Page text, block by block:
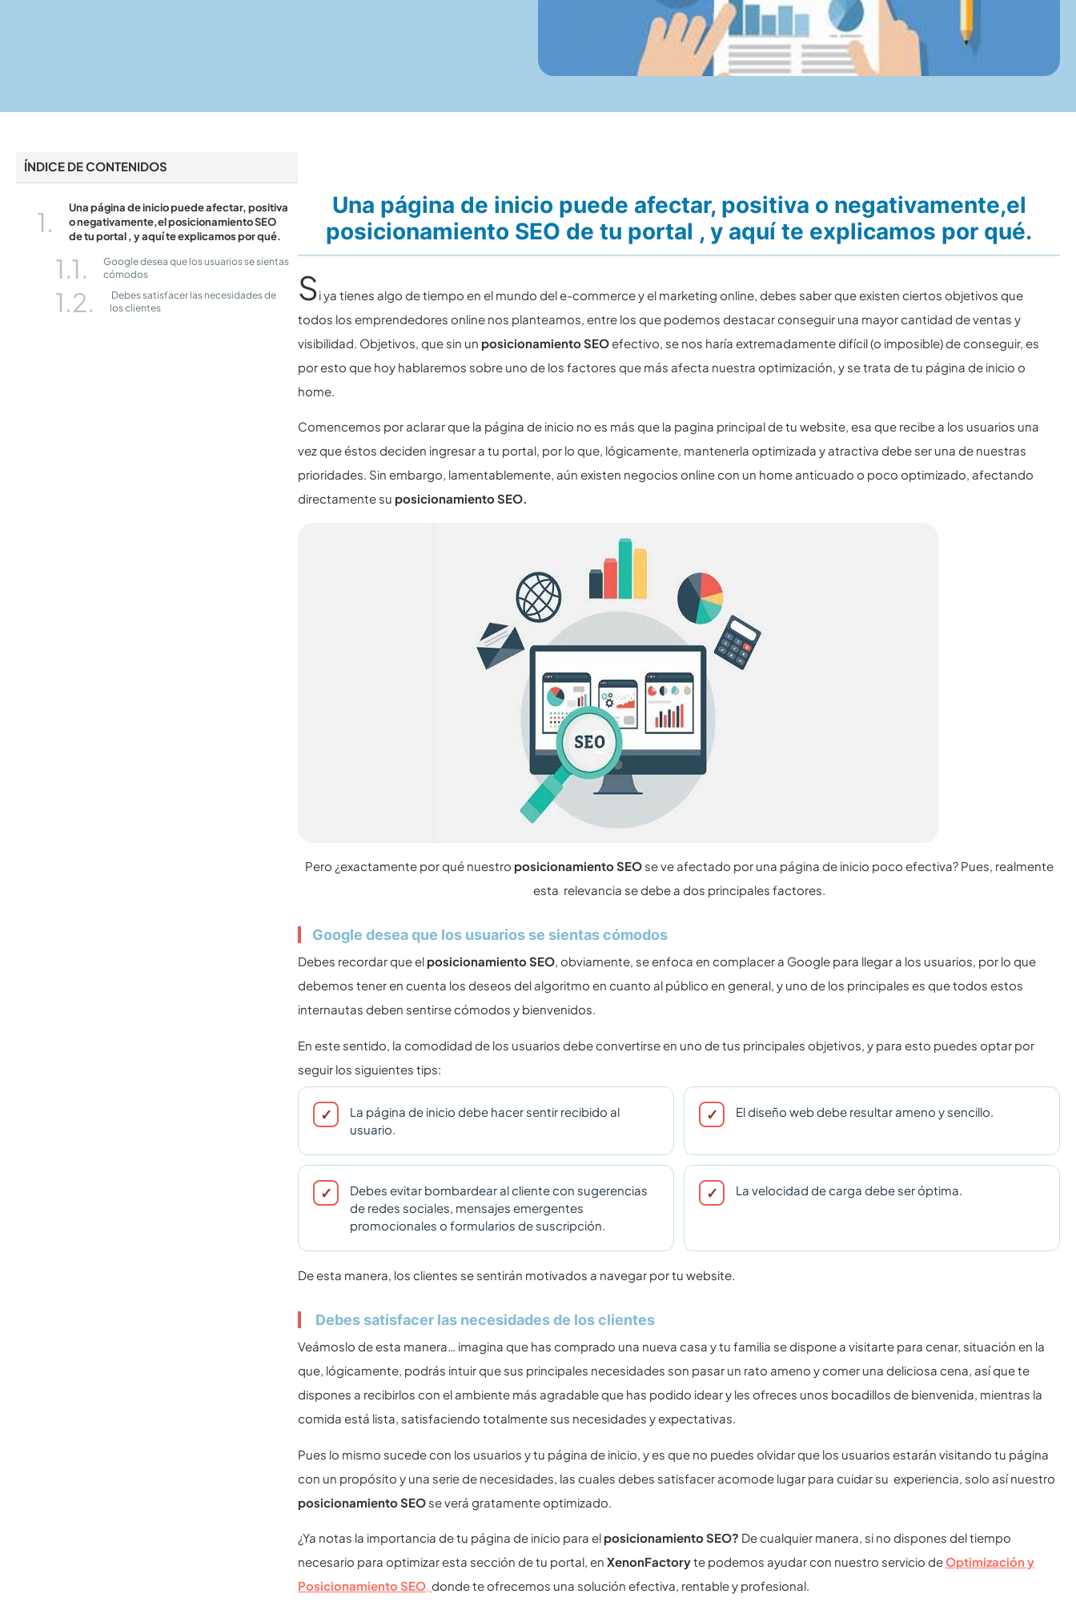
ÍNDICE DE CONTENIDOS
Una página de inicio puede afectar, positiva
o negativamente,el posicionamiento SEO
de tu portal , y aquí te explicamos por qué.
Google desea que los usuarios se sientas
cómodos
Debes satisfacer las necesidades de
los clientes
Una página de inicio puede afectar, positiva o negativamente,el
posicionamiento SEO de tu portal , y aquí te explicamos por qué.
Si ya tienes algo de tiempo en el mundo del e-commerce y el marketing online, debes saber que existen ciertos objetivos que
todos los emprendedores online nos planteamos, entre los que podemos destacar conseguir una mayor cantidad de ventas y
visibilidad. Objetivos, que sin un posicionamiento SEOefectivo, se nos haría extremadamente difícil (o imposible) de conseguir, es
por esto que hoy hablaremos sobre uno de los factores que más afecta nuestra optimización, y se trata de tu página de inicio o
home.
Comencemos por aclarar que la página de inicio no es más que la pagina principal de tu website, esa que recibe a los usuarios una
vez que éstos deciden ingresar a tu portal, por lo que, lógicamente, mantenerla optimizada y atractiva debe ser una de nuestras
prioridades. Sin embargo, lamentablemente, aún existen negocios online con un home anticuado o poco optimizado, afectando
directamente su posicionamiento SEO.
Pero ¿exactamente por qué nuestro posicionamiento SEOse ve afectado por una página de inicio poco efectiva? Pues, realmente
esta relevancia se debe a dos principales factores.
Google desea que los usuarios se sientas cómodos
Debes recordar que el posicionamiento SEO, obviamente, se enfoca en complacer a Google para llegar a los usuarios, por lo que
debemos tener en cuenta los deseos del algoritmo en cuanto al público en general, y uno de los principales es que todos estos
internautas deben sentirse cómodos y bienvenidos.
En este sentido, la comodidad de los usuarios debe convertirse en uno de tus principales objetivos, y para esto puedes optar por
seguir los siguientes tips:
La página de inicio debe hacer sentir recibido al
usuario.
El diseño web debe resultar ameno y sencillo.
Debes evitar bombardear al cliente con sugerencias
de redes sociales, mensajes emergentes
promocionales o formularios de suscripción.
La velocidad de carga debe ser óptima.
De esta manera, los clientes se sentirán motivados a navegar por tu website.
Debes satisfacer las necesidades de los clientes
Veámoslo de esta manera… imagina que has comprado una nueva casa y tu familia se dispone a visitarte para cenar, situación en la
que, lógicamente, podrás intuir que sus principales necesidades son pasar un rato ameno y comer una deliciosa cena, así que te
dispones a recibirlos con el ambiente más agradable que has podido idear y les ofreces unos bocadillos de bienvenida, mientras la
comida está lista, satisfaciendo totalmente sus necesidades y expectativas.
Pues lo mismo sucede con los usuarios y tu página de inicio, y es que no puedes olvidar que los usuarios estarán visitando tu página
con un propósito y una serie de necesidades, las cuales debes satisfacer acomode lugar para cuidar su experiencia, solo así nuestro
posicionamiento SEO se verá gratamente optimizado.
¿Ya notas la importancia de tu página de inicio para el posicionamiento SEO? De cualquier manera, si no dispones del tiempo
necesario para optimizar esta sección de tu portal, enXenonFactoryte podemos ayudar con nuestro servicio deOptimización y
Posicionamiento SEO,donde te ofrecemos una solución efectiva, rentable y profesional.